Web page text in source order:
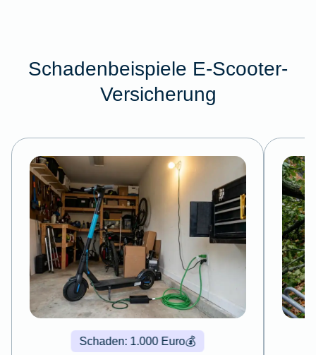
Schadenbeispiele E-Scooter-
Versicherung
💰
Schaden: 1.000 Euro